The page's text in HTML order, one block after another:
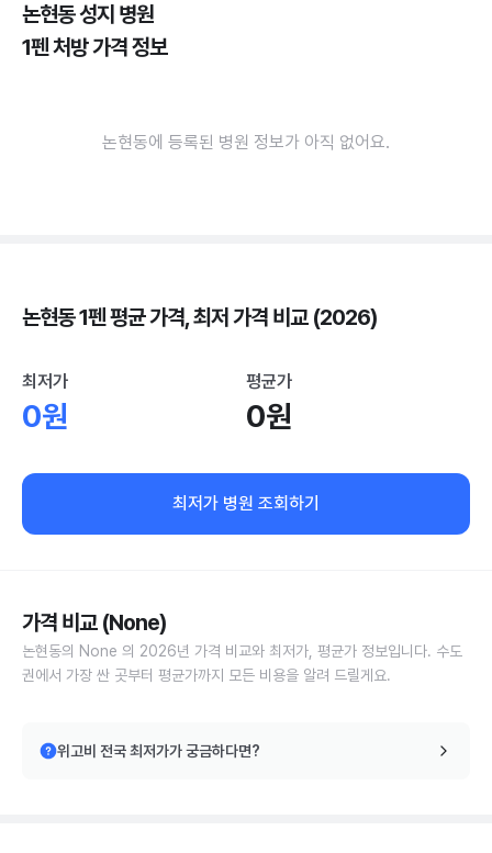
논현동 성지 병원
1펜 처방 가격 정보
논현동에 등록된 병원 정보가 아직 없어요.
논현동 1펜 평균 가격, 최저 가격 비교 (2026)
최저가
0원
평균가
0원
최저가 병원 조회하기
가격 비교 (None)
논현동의 None 의 2026년 가격 비교와 최저가, 평균가 정보입니다. 수도
권에서 가장 싼 곳부터 평균가까지 모든 비용을 알려 드릴게요.
위고비 전국 최저가가 궁금하다면?